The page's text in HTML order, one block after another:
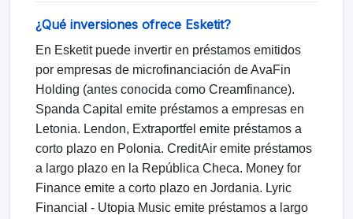
¿Qué inversiones ofrece Esketit?
En Esketit puede invertir en préstamos emitidos
por empresas de microfinanciación de AvaFin
Holding (antes conocida como Creamfinance).
Spanda Capital emite préstamos a empresas en
Letonia. Lendon, Extraportfel emite préstamos a
corto plazo en Polonia. CreditAir emite préstamos
a largo plazo en la República Checa. Money for
Finance emite a corto plazo en Jordania. Lyric
Financial - Utopia Music emite préstamos a largo